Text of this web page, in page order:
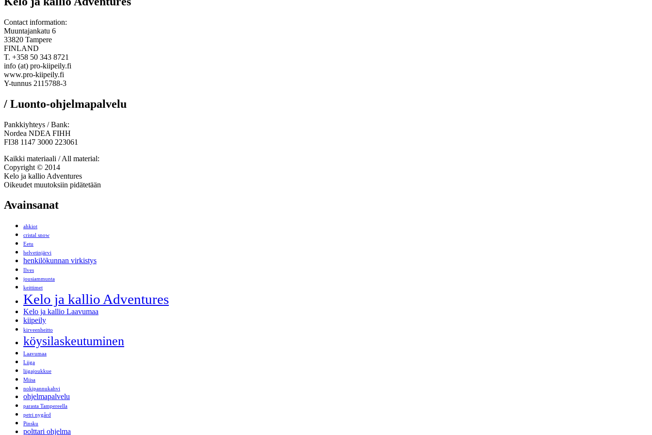
Contact information:
Muuntajankatu 6
33820 Tampere
FINLAND
T. +358 50 343 8721
info (at) pro-kiipeily.fi
www.pro-kiipeily.fi
Y-tunnus 2115788-3
/ Luonto-ohjelmapalvelu
Pankkiyhteys / Bank:
Nordea NDEA FIHH
FI38 1147 3000 223061
Kaikki materiaali / All material:
Copyright © 2014
Kelo ja kallio Adventures
Oikeudet muutoksiin pidätetään
Avainsanat
ahkiot
cristal snow
Eetu
helvetinjärvi
henkilökunnan virkistys
Ilves
jousiammunta
keittimet
Kelo ja kallio Adventures
Kelo ja kallio Laavumaa
kiipeily
kirveenheitto
köysilaskeutuminen
Laavumaa
Liiga
liigajoukkue
Miisa
nokipannukahvi
ohjelmapalvelu
parasta Tampereella
petri nygård
Pinsku
polttari ohjelma